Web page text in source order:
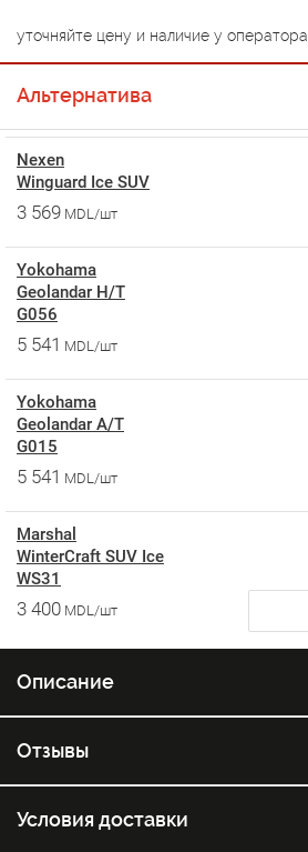
уточняйте цену и наличие у оператора
Альтернатива
Nexen
Winguard Ice SUV
3 569 MDL/шт
Yokohama
Geolandar H/T
G056
5 541 MDL/шт
Yokohama
Geolandar A/T
G015
5 541 MDL/шт
Marshal
WinterCraft SUV Ice
WS31
3 400 MDL/шт
Описание
Отзывы
Условия доставки